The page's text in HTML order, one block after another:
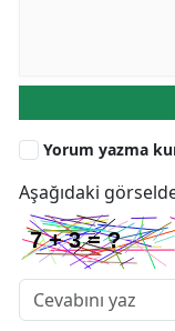
Yorum yazma
Aşağıdaki